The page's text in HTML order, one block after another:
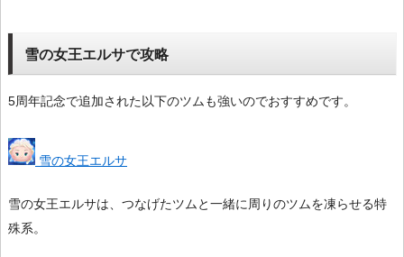
雪の女王エルサで攻略
5周年記念で追加された以下のツムも強いのでおすすめです。
雪の女王エルサ
雪の女王エルサは、つなげたツムと一緒に周りのツムを凍らせる特
殊系。